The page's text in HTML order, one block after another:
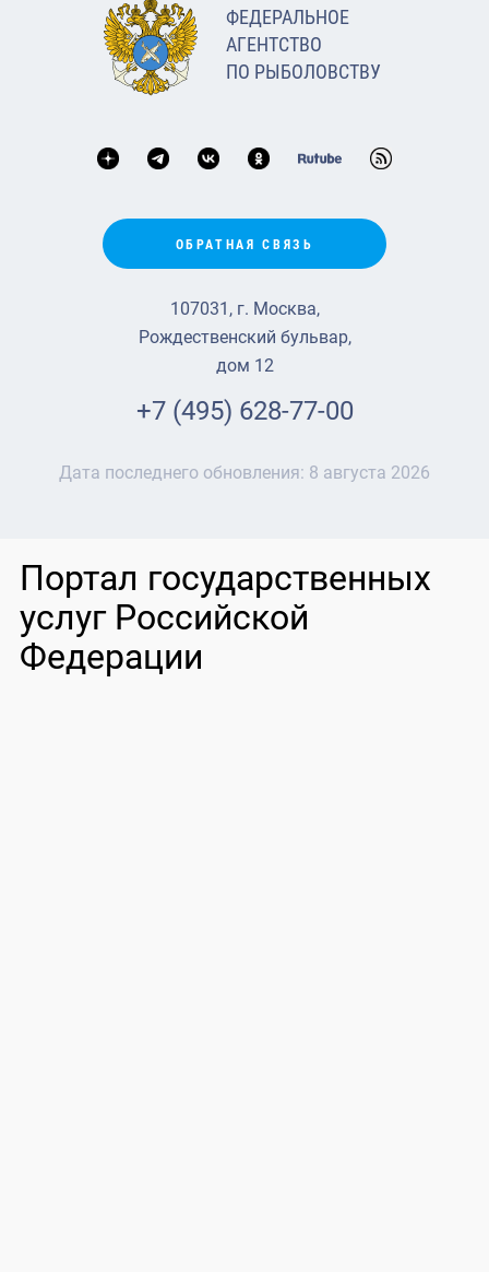
ФЕДЕРАЛЬНОЕ
АГЕНТСТВО
ПО РЫБОЛОВСТВУ
ОБРАТНАЯ СВЯЗЬ
107031, г. Москва,
Рождественский бульвар,
дом 12
+7 (495) 628-77-00
Дата последнего обновления: 8 августа 2026
Портал государственных
услуг Российской
Федерации